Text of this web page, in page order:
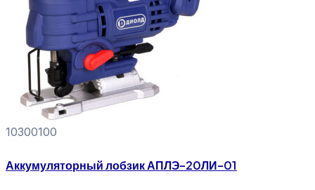
10300100
Аккумуляторный лобзик АПЛЭ-20ЛИ-01